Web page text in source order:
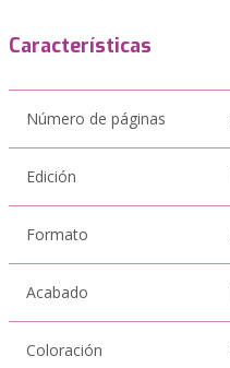
Características
Número de páginas
Edición
Formato
Acabado
Coloración